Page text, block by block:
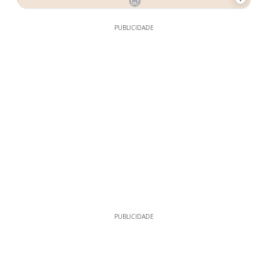
PUBLICIDADE
PUBLICIDADE